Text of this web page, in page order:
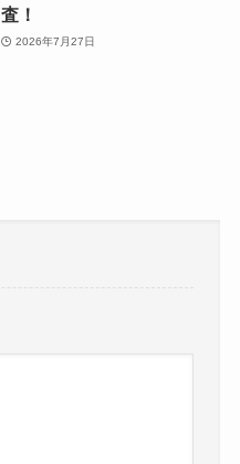
査！
2026年7月27日